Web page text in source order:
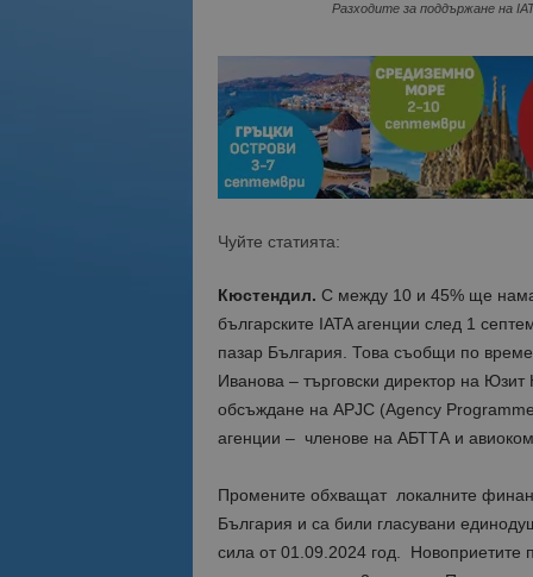
Разходите за поддържане на
Чуйте статията:
Кюстендил. С между 10 и 45% ще
българските IATA агенции след 1
пазар България. Това съобщи по
Иванова – търговски директор на
обсъждане на APJC (Agency
агенции – членове на АБТТА и
Промените обхващат локалните
България и са били гласувани
сила от 01.09.2024 год. Новоприетите